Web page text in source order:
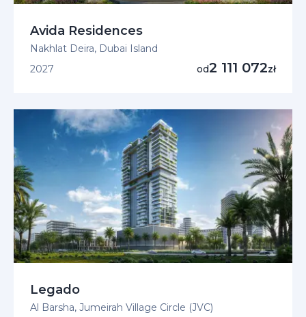
Avida Residences
Nakhlat Deira, Dubai Island
2027
od2 111 072zł
Legado
Al Barsha, Jumeirah Village Circle (JVC)